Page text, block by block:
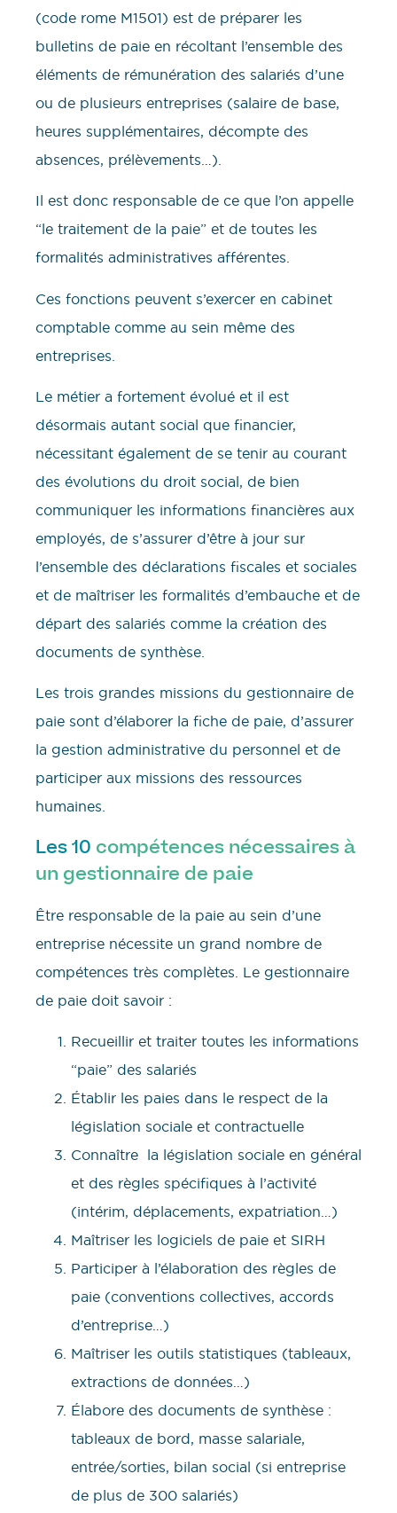
(code rome M1501) est de préparer les
bulletins de paie en récoltant l’ensemble des
éléments de rémunération des salariés d’une
ou de plusieurs entreprises (salaire de base,
heures supplémentaires, décompte des
absences, prélèvements…).
Il est donc responsable de ce que l’on appelle
“le traitement de la paie” et de toutes les
formalités administratives afférentes.
Ces fonctions peuvent s’exercer en cabinet
comptable comme au sein même des
entreprises.
Le métier a fortement évolué et il est
désormais autant social que financier,
nécessitant également de se tenir au courant
des évolutions du droit social, de bien
communiquer les informations financières aux
employés, de s’assurer d’être à jour sur
l’ensemble des déclarations fiscales et sociales
et de maîtriser les formalités d’embauche et de
départ des salariés comme la création des
documents de synthèse.
Les trois grandes missions du gestionnaire de
paie sont d’élaborer la fiche de paie, d’assurer
la gestion administrative du personnel et de
participer aux missions des ressources
humaines.
Les 10 compétences nécessaires à
un gestionnaire de paie
Être responsable de la paie au sein d’une
entreprise nécessite un grand nombre de
compétences très complètes. Le gestionnaire
de paie doit savoir :
Recueillir et traiter toutes les informations
“paie” des salariés
Établir les paies dans le respect de la
législation sociale et contractuelle
Connaître la législation sociale en général
et des règles spécifiques à l’activité
(intérim, déplacements, expatriation…)
Maîtriser les logiciels de paie et SIRH
Participer à l’élaboration des règles de
paie (conventions collectives, accords
d’entreprise…)
Maîtriser les outils statistiques (tableaux,
extractions de données…)
Élabore des documents de synthèse :
tableaux de bord, masse salariale,
entrée/sorties, bilan social (si entreprise
de plus de 300 salariés)